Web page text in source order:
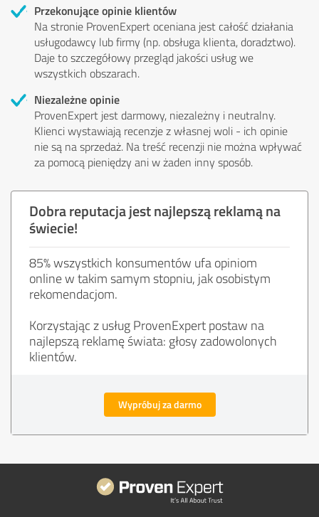
Przekonujące opinie klientów
Na stronie ProvenExpert oceniana jest całość działania
usługodawcy lub firmy (np. obsługa klienta, doradztwo).
Daje to szczegółowy przegląd jakości usług we
wszystkich obszarach.
Niezależne opinie
ProvenExpert jest darmowy, niezależny i neutralny.
Klienci wystawiają recenzje z własnej woli - ich opinie
nie są na sprzedaż. Na treść recenzji nie można wpływać
za pomocą pieniędzy ani w żaden inny sposób.
Dobra reputacja jest najlepszą reklamą na
świecie!
85% wszystkich konsumentów ufa opiniom
online w takim samym stopniu, jak osobistym
rekomendacjom.
Korzystając z usług ProvenExpert postaw na
najlepszą reklamę świata: głosy zadowolonych
klientów.
Wypróbuj za darmo